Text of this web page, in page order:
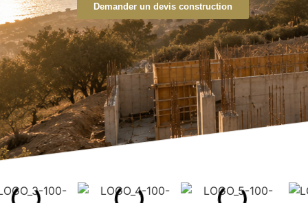
Demander un devis construction